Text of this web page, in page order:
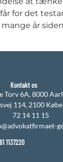
for det
år
Kontakt os
Torv 6A, 8000
114, 2100
72 14 11 15
1137220